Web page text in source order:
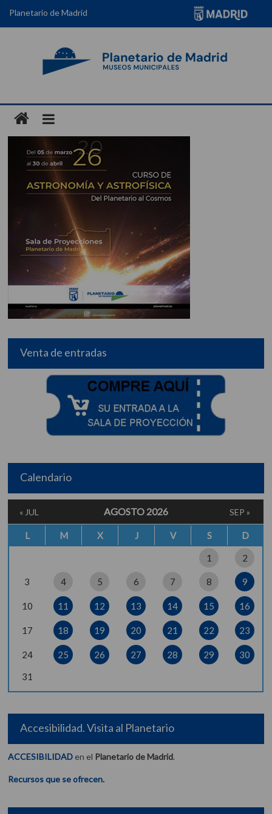
Planetario de Madrid
Venta de entradas
Calendario
AGOSTO 2026
L M X J V S D
1 2
3 4 5 6 7 8 9
10 11 12 13 14 15 16
17 18 19 20 21 22 23
24 25 26 27 28 29
30
31
« JUL SEP »
Accesibilidad. Visita al Planetario
ACCESIBILIDAD en el Planetario de Madrid.
Recursos que se ofrecen.